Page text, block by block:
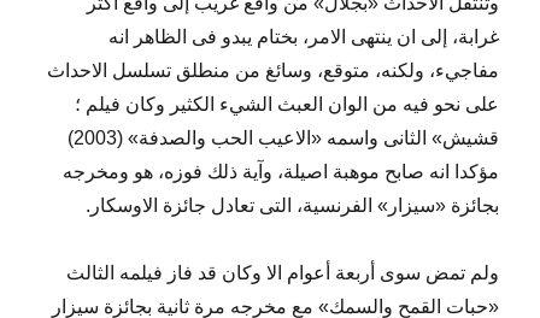
غرابة، إلى ان ينتهى الامر، بختام يبدو فى الظاهر انه
مفاجيء، ولكنه، متوقع، وسائغ من منطلق تسلسل الاحداث
على نحو فيه من الوان العبث الشيء الكثير وكان فيلم ؛
قشيش» الثانى واسمه «الاعيب الحب والصدفة» (2003)
مؤكدا انه صابح موهبة اصيلة، وآية ذلك فوزه، هو ومخرجه
بجائزة «سيزار» الفرنسية، التى تعادل جائزة الاوسكار.
ولم تمض سوى أربعة أعوام الا وكان قد فاز فيلمه الثالث
«حبات القمح والسمك» مع مخرجه مرة ثانية بجائزة سيزار